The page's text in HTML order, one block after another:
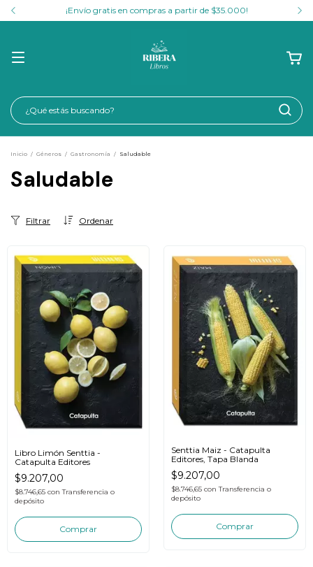
¡Envío gratis en compras a partir de $35.000!
Inicio / Géneros / Gastronomía / Saludable
Saludable
Ordenar
Filtrar
Libro Limón Senttia -
Catapulta Editores
$9.207,00
$8.746,65 con Transferencia o
depósito
Senttia Maiz - Catapulta
Editores, Tapa Blanda
$9.207,00
$8.746,65 con Transferencia o
depósito